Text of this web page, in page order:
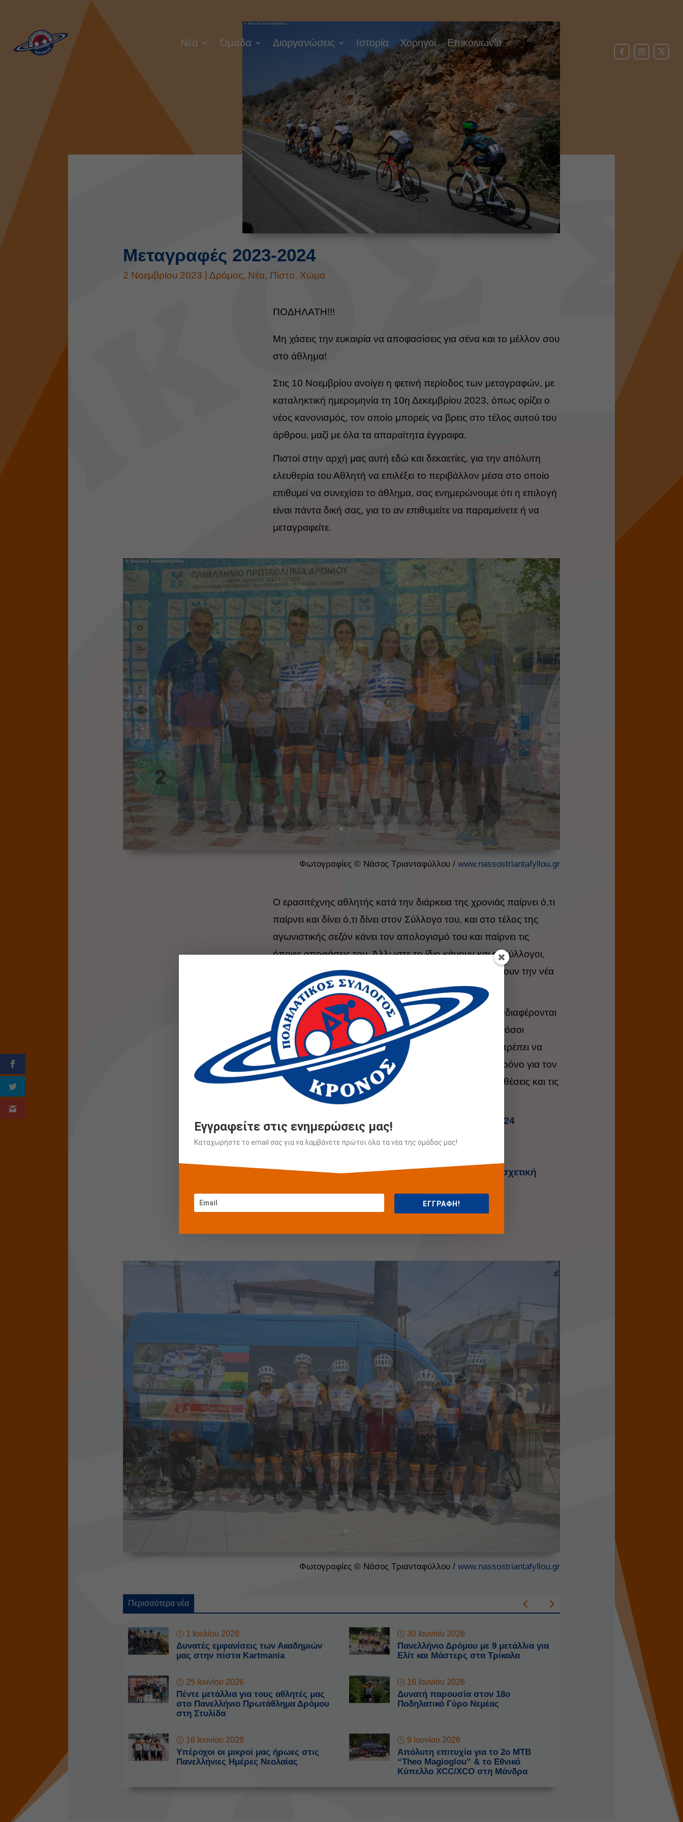
Νέα Ομάδα Διοργανώσεις Ιστορία Χορηγοί Επικοινωνία
Μεταγραφές 2023-2024
2 Νοεμβρίου 2023 | Δρόμος, Νέα, Πίστα, Χώμα
ΠΟΔΗΛΑΤΗ!!!
Μη χάσεις την ευκαιρία να αποφασίσεις για σένα και το μέλλον σου
στο άθλημα!
Στις 10 Νοεμβρίου ανοίγει η φετινή περίοδος των μεταγραφών, με
καταληκτική ημερομηνία τη 10η Δεκεμβρίου 2023, όπως ορίζει ο
νέος κανονισμός, τον οποίο μπορείς να βρεις στο τέλος αυτού του
άρθρου, μαζί με όλα τα απαραίτητα έγγραφα.
Πιστοί στην αρχή μας αυτή εδώ και δεκαετίες, για την απόλυτη
ελευθερία του Αθλητή να επιλέξει το περιβάλλον μέσα στο οποίο
επιθυμεί να συνεχίσει το άθλημα, σας ενημερώνουμε ότι η επιλογή
είναι πάντα δική σας, για το αν επιθυμείτε να παραμείνετε ή να
μεταγραφείτε.
Φωτογραφίες © Νάσος Τριανταφύλλου /www.nassostriantafyllou.gr
Ο ερασιτέχνης αθλητής κατά την διάρκεια της χρονιάς παίρνει ό,τι
παίρνει και δίνει ό,τι δίνει στον Σύλλογο του, και στο τέλος της
αγωνιστικής σεζόν κάνει τον απολογισμό του και παίρνει τις
όποιες αποφάσεις του. Άλλωστε το ίδιο κάνουν και οι Σύλλογοι,
στο τέλος της σεζόν αποφασίζουν πώς θα λειτουργήσουν την νέα
περίοδο.
Έτσι λοιπόν οι Αθλητές μας και όχι μόνον, οι οποίοι ενδιαφέρονται
να μετακινηθούν σε κάποιο νέο περιβάλλον, αλλά και όσοι
επιθυμούν να έρθουν κοντά στον Κρόνο Νίκαιας, θα πρέπει να
μελετήσουν το θέμα σχολαστικά αφιερώνοντας λίγο χρόνο για τον
εαυτό τους, διαβάζοντας για να γνωρίζουν τις προϋποθέσεις και τις
δυνατότητες που έχουν.
Κανονισμός Εγγραφών – Μεταγραφών 2023-2024
Έντυπο Μεταγραφών 2023-2024
Καθορισμός αποζημίωσης κατάρτισης
Περισσότερα Χρήσιμα Αρχεία μπορείτε να βρείτε στη
σχετική
Πάντα με εκτίμηση και απόλυτη προτεραιότητα στον
Φωτογραφίες © Νάσος Τριανταφύλλου /www.nassostriantafyllou.gr
Περισσότερα νέα
1 Ιουλίου 2026
Δυνατές εμφανίσεις των Ακαδημιών
μας στην πίστα Kartmania
30 Ιουνίου 2026
Πανελλήνιο Δρόμου με 9 μετάλλια για
Ελίτ και Μάστερς στα Τρίκαλα
25 Ιουνίου 2026
Πέντε μετάλλια για τους αθλητές μας
στο Πανελλήνιο Πρωτάθλημα Δρόμου
στη Στυλίδα
16 Ιουνίου 2026
Δυνατή παρουσία στον 18ο
Ποδηλατικό Γύρο Νεμέας
16 Ιουνίου 2026
Υπέροχοι οι μικροί μας ήρωες στις
Πανελλήνιες Ημέρες Νεολαίας
9 Ιουνίου 2026
Απόλυτη επιτυχία για το 2o MTB
“Theo Magioglou” & το Εθνικό
Κύπελλο XCC/XCO στη Μάνδρα
Εγγραφείτε στις ενημερώσεις μας!
Καταχωρήστε το email σας για να λαμβάνετε πρώτοι όλα τα νέα της ομάδας μας!
ΕΓΓΡΑΦΗ!